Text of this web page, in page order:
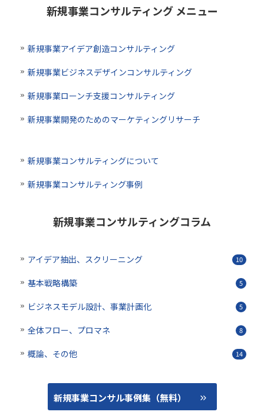
新規事業コンサルティング メニュー
新規事業アイデア創造コンサルティング
新規事業ビジネスデザインコンサルティング
新規事業ローンチ支援コンサルティング
新規事業開発のためのマーケティングリサーチ
新規事業コンサルティングについて
新規事業コンサルティング事例
新規事業コンサルティングコラム
アイデア抽出、スクリーニング 10
基本戦略構築 5
ビジネスモデル設計、事業計画化 5
全体フロー、プロマネ 8
概論、その他 14
新規事業コンサル事例集（無料）